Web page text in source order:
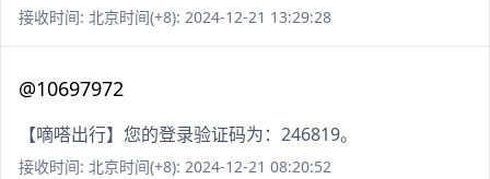
接收时间: 北京时间(+8): 2024-12-21 13:29:28
@10697972
【嘀嗒出行】您的登录验证码为：246819。
接收时间: 北京时间(+8): 2024-12-21 08:20:52